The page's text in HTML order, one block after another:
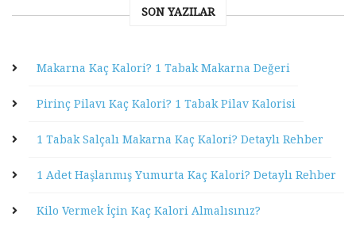
SON YAZILAR
Makarna Kaç Kalori? 1 Tabak Makarna Değeri
Pirinç Pilavı Kaç Kalori? 1 Tabak Pilav Kalorisi
1 Tabak Salçalı Makarna Kaç Kalori? Detaylı Rehber
1 Adet Haşlanmış Yumurta Kaç Kalori? Detaylı Rehber
Kilo Vermek İçin Kaç Kalori Almalısınız?